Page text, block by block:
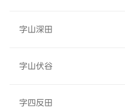
字山深田
字山伏谷
字四反田